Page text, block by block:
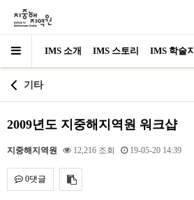
IMS 소개 IMS 스토리 IMS 학술지
기타
2009년도 지중해지역원 워크샵
지중해지역원 12,216 조회 19-05-20 14:39
0댓글